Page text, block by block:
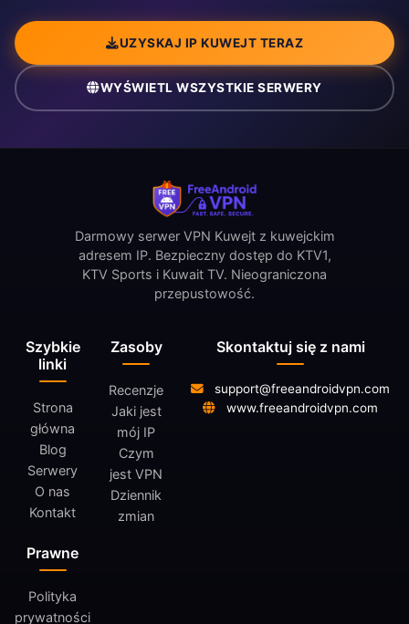
UZYSKAJ IP KUWEJT TERAZ
WYŚWIETL WSZYSTKIE SERWERY
Szybkie
linki
Strona
główna
Blog
Serwery
O nas
Kontakt
Zasoby
Recenzje
Jaki jest
mój IP
Czym
jest VPN
Dziennik
zmian
Prawne
Polityka
prywatności
Darmowy serwer VPN Kuwejt z kuwejckim
adresem IP. Bezpieczny dostęp do KTV1,
KTV Sports i Kuwait TV. Nieograniczona
przepustowość.
Skontaktuj się z nami
support@freeandroidvpn.com
www.freeandroidvpn.com